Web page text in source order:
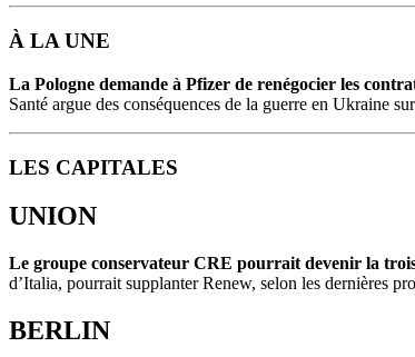
À LA UNE
La Pologne demande à Pfizer de renégocier les
Santé argue des conséquences de la guerre en Ukraine
LES CAPITALES
UNION
Le groupe conservateur CRE pourrait devenir la
d’Italia, pourrait supplanter Renew, selon les dernières
BERLIN